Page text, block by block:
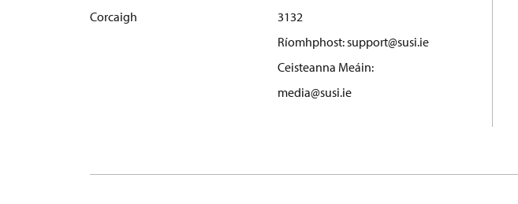
Corcaigh
3132
Ríomhphost:support@susi.ie
Ceisteanna Meáin:
media@susi.ie